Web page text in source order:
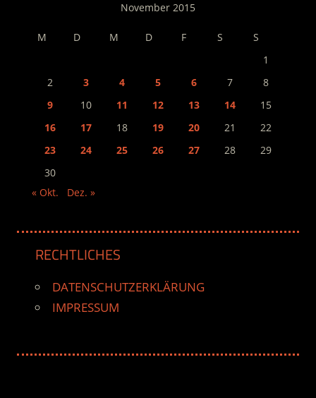
November 2015
M D M D F S
S
1
2
3 4 5 6 7
8
9
10 11 12 13 14
15
16
17 18 19 20 21
22
23
24 25 26 27 28
29
30
« Okt.
Dez. »
RECHTLICHES
DATENSCHUTZERKLÄRUNG
IMPRESSUM